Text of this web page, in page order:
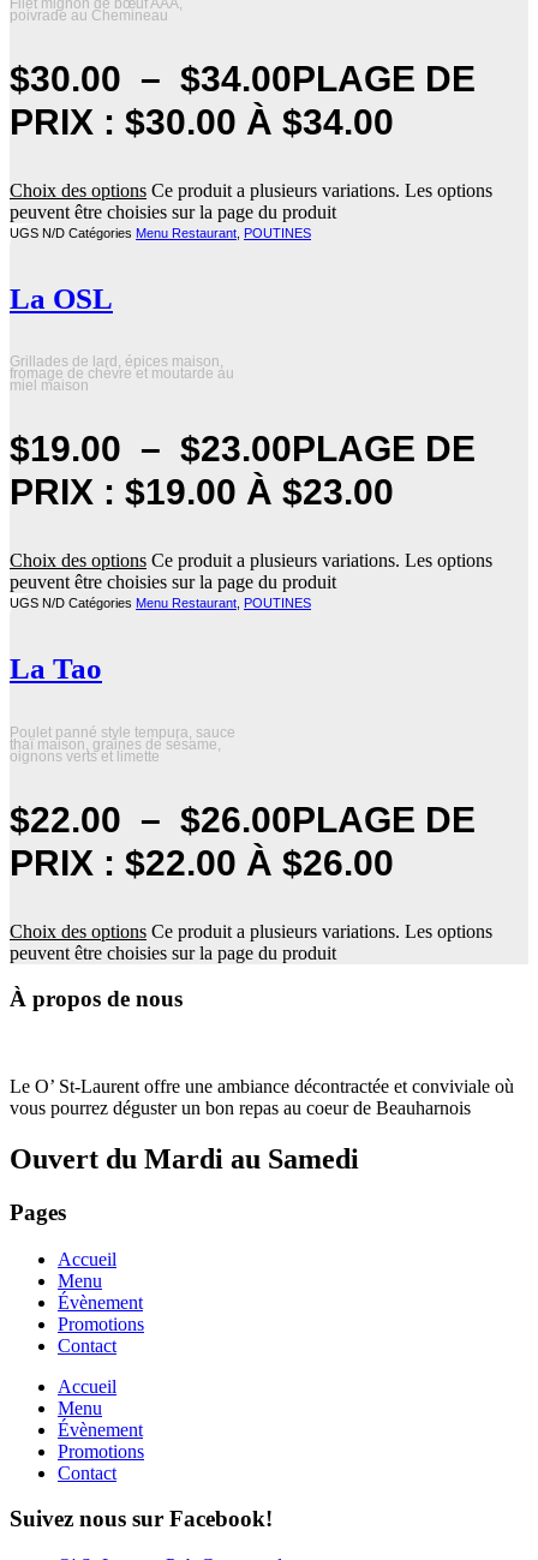
poivrade au Chemineau
$30.00 – $34.00PLAGE DE
PRIX : $30.00 À $34.00
Choix des options Ce produit a plusieurs variations. Les options
peuvent être choisies sur la page du produit
UGS N/D Catégories Menu Restaurant POUTINES
La OSL
Grillades de lard, épices maison,
fromage de chèvre et moutarde au
miel maison
$19.00 – $23.00PLAGE DE
PRIX : $19.00 À $23.00
Choix des options Ce produit a plusieurs variations. Les options
peuvent être choisies sur la page du produit
UGS N/D Catégories Menu Restaurant POUTINES
La Tao
Poulet panné style tempura, sauce
thaï maison, graines de sésame,
oignons verts et limette
$22.00 – $26.00PLAGE DE
PRIX : $22.00 À $26.00
Choix des options Ce produit a plusieurs variations. Les options
peuvent être choisies sur la page du produit
À propos de nous
Le O’ St-Laurent offre une ambiance décontractée et conviviale où
vous pourrez déguster un bon repas au coeur de Beauharnois
Ouvert du Mardi au Samedi
Pages
Accueil
Menu
Évènement
Promotions
Contact
Accueil
Menu
Évènement
Promotions
Contact
Suivez nous sur Facebook!